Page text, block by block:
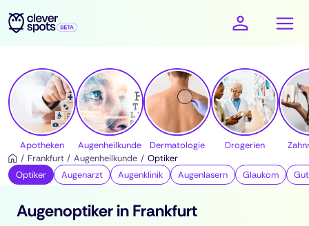
cleverspots - Gesundheit
Apotheken Augenheilkunde Dermatologie Drogerien
Frankfurt
Augenheilkunde
Optiker
Optiker
Augenarzt Augenklinik Augenlasern Glaukom
Augenoptiker in Frankfurt